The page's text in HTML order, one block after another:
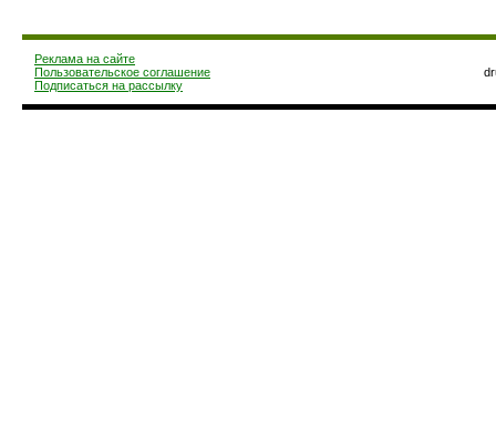
Реклама на сайте
Пользовательское соглашение
Подписаться на рассылку